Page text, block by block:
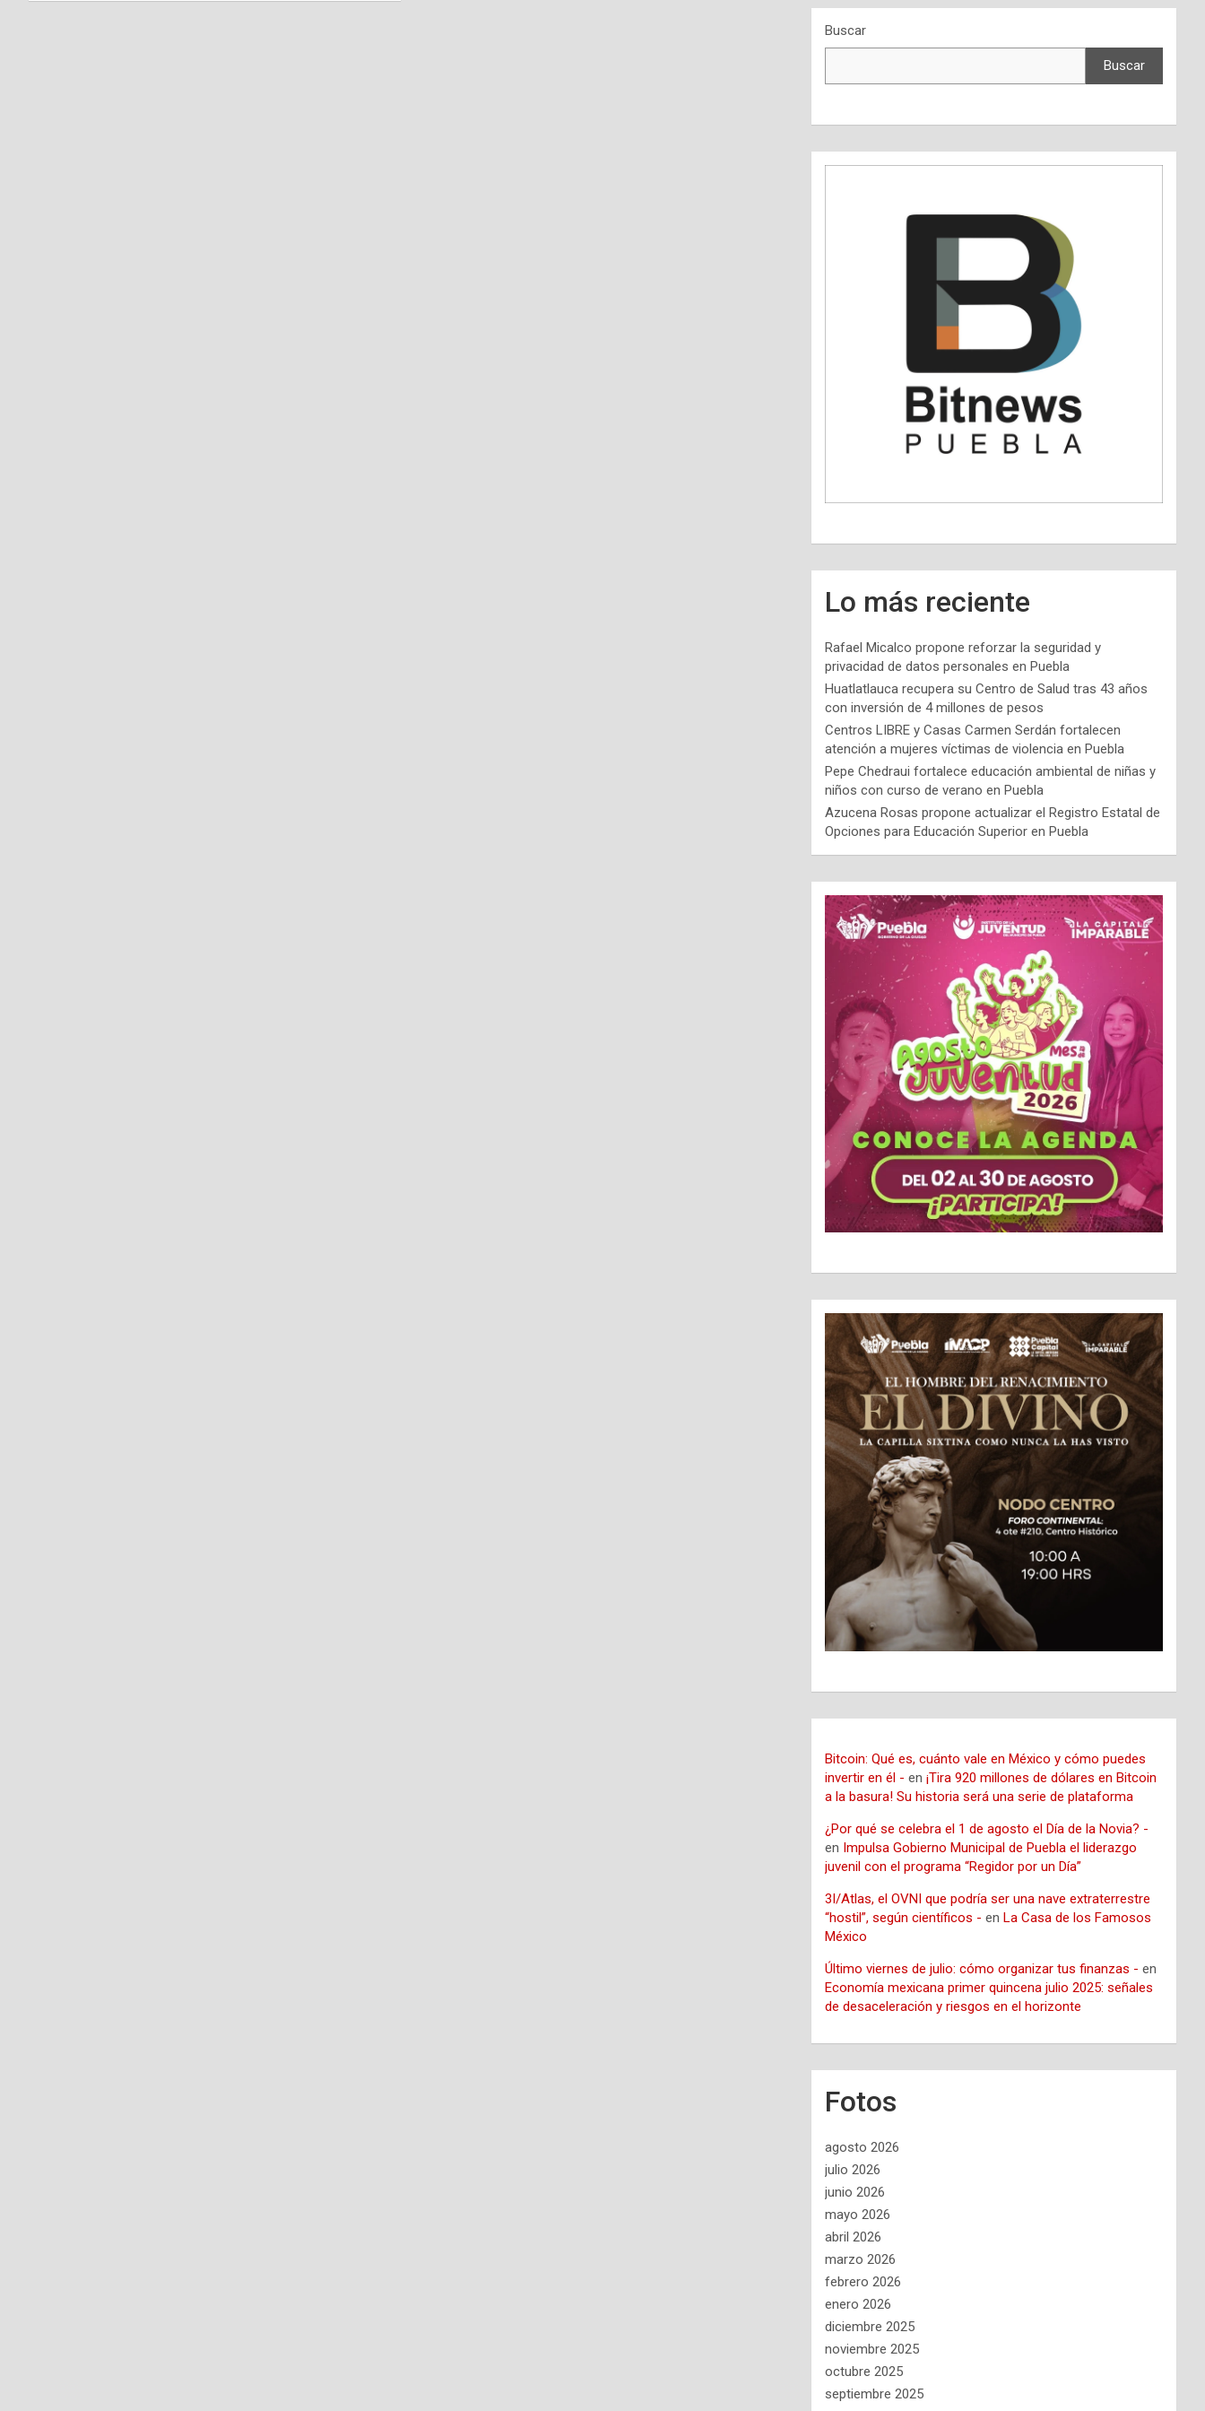
Buscar
Buscar
Lo más reciente
Rafael Micalco propone reforzar la seguridad y
privacidad de datos personales en Puebla
Huatlatlauca recupera su Centro de Salud tras 43 años
con inversión de 4 millones de pesos
Centros LIBRE y Casas Carmen Serdán fortalecen
atención a mujeres víctimas de violencia en Puebla
Pepe Chedraui fortalece educación ambiental de niñas y
niños con curso de verano en Puebla
Azucena Rosas propone actualizar el Registro Estatal de
Opciones para Educación Superior en Puebla
Bitcoin: Qué es, cuánto vale en México y cómo puedes
invertir en él - en¡Tira 920 millones de dólares en Bitcoin
a la basura! Su historia será una serie de plataforma
¿Por qué se celebra el 1 de agosto el Día de la Novia? -
en Impulsa Gobierno Municipal de Puebla el liderazgo
juvenil con el programa “Regidor por un Día”
3I/Atlas, el OVNI que podría ser una nave extraterrestre
“hostil”, según científicos - enLa Casa de los Famosos
México
Último viernes de julio: cómo organizar tus finanzas - en
Economía mexicana primer quincena julio 2025: señales
de desaceleración y riesgos en el horizonte
Fotos
agosto 2026
julio 2026
junio 2026
mayo 2026
abril 2026
marzo 2026
febrero 2026
enero 2026
diciembre 2025
noviembre 2025
octubre 2025
septiembre 2025